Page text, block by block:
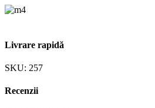
Livrare rapidă
SKU: 257
Recenzii